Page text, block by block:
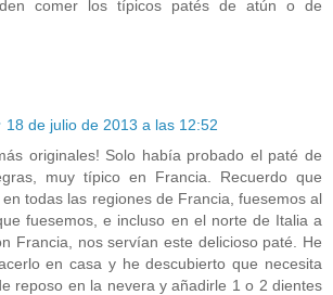
comer los típicos patés de atún o de
18 de julio de 2013 a las 12:52
originales! Solo había probado el paté de
muy típico en Francia. Recuerdo que
todas las regiones de Francia, fuesemos al
fuesemos, e incluso en el norte de Italia a
Francia, nos servían este delicioso paté. He
en casa y he descubierto que necesita
reposo en la nevera y añadirle 1 o 2 dientes